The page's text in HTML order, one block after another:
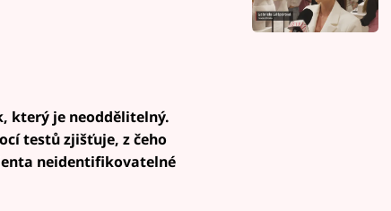
který je neoddělitelný.
testů zjišťuje, z čeho
neidentifikovatelné